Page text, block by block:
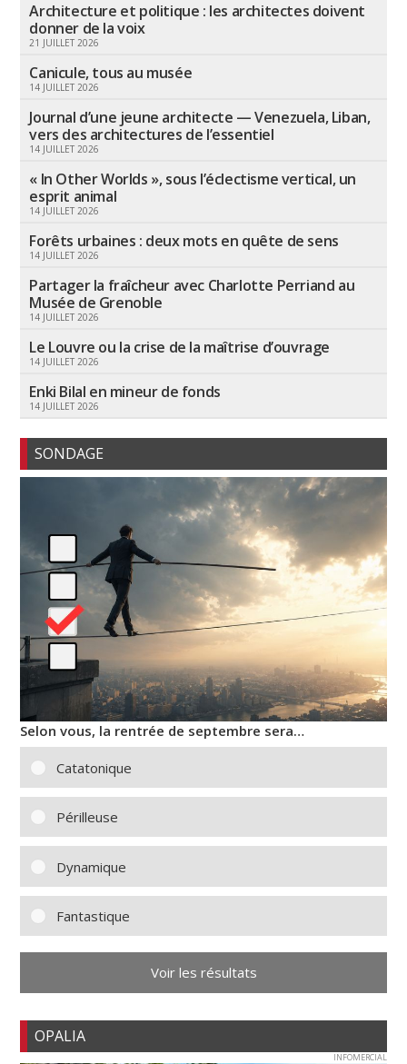
Architecture et politique : les architectes doivent
donner de la voix
21 JUILLET 2026
Canicule, tous au musée
14 JUILLET 2026
Journal d’une jeune architecte — Venezuela, Liban,
vers des architectures de l’essentiel
14 JUILLET 2026
« In Other Worlds », sous l’éclectisme vertical, un
esprit animal
14 JUILLET 2026
Forêts urbaines : deux mots en quête de sens
14 JUILLET 2026
Partager la fraîcheur avec Charlotte Perriand au
Musée de Grenoble
14 JUILLET 2026
Le Louvre ou la crise de la maîtrise d’ouvrage
14 JUILLET 2026
Enki Bilal en mineur de fonds
14 JUILLET 2026
SONDAGE
Selon vous, la rentrée de septembre sera…
Catatonique
Périlleuse
Dynamique
Fantastique
Voir les résultats
OPALIA
INFOMERCIAL